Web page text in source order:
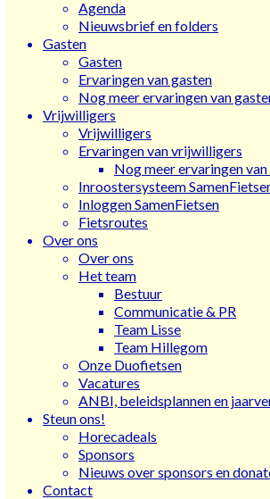
Agenda
Nieuwsbrief en folders
Gasten
Gasten
Ervaringen van gasten
Nog meer ervaringen van
Vrijwilligers
Vrijwilligers
Ervaringen van vrijwilligers
Nog meer ervaringen
Inroostersysteem
Inloggen SamenFietsen
Fietsroutes
Over ons
Over ons
Het team
Bestuur
Communicatie & PR
Team Lisse
Team Hillegom
Onze Duofietsen
Vacatures
ANBI, beleidsplannen en
Steun ons!
Horecadeals
Sponsors
Nieuws over sponsors en
Contact